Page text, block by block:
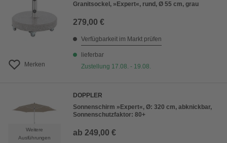
Merken
Granitsockel, »Expert«, rund, Ø 55 cm, grau
279,00 €
Verfügbarkeit im Markt prüfen
lieferbar
Zustellung 17.08. - 19.08.
Weitere
Ausführungen
DOPPLER
Sonnenschirm »Expert«, Ø: 320 cm, abknickbar,
Sonnenschutzfaktor: 80+
ab 249,00 €